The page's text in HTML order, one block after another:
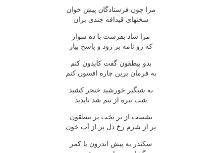
مرا چون فرستادگان پیش خوان
سخنهای قیدافه چندی بران
مرا شاد بفرست با ده سوار
که رو نامه بر زود و پاسخ بیار
بدو بیطقون گفت کایدون کنم
به فرمان برین چاره افسون کنم
به شبگیر خورشید خنجر کشید
شب تیره از بیم شد ناپدید
نشست از بر تخت بر بیطقون
پر از شرم رخ دل پر از آب خون
سکندر به پیش اندرون با کمر